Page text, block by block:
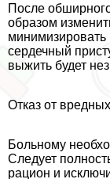
После
образом
сердечный
выжить будет
Отказ от
Больному
Следует
рацион и